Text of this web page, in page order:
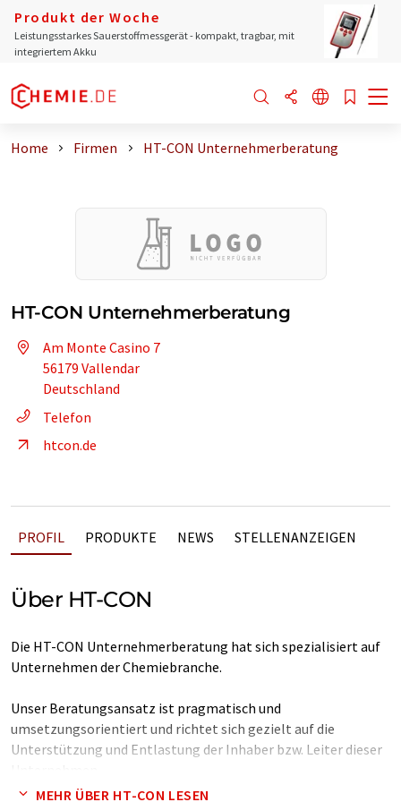
Produkt der Woche
Leistungsstarkes Sauerstoffmessgerät - kompakt, tragbar, mit
integriertem Akku
Home Firmen HT-CON Unternehmerberatung
HT-CON Unternehmerberatung
Am Monte Casino 7
56179 Vallendar
Deutschland
Telefon
htcon.de
PROFIL PRODUKTE NEWS STELLENANZEIGEN
Über HT-CON
Die HT-CON Unternehmerberatung hat sich spezialisiert auf
Unternehmen der Chemiebranche.
Unser Beratungsansatz ist pragmatisch und
umsetzungsorientiert und richtet sich gezielt auf die
Unterstützung und Entlastung der Inhaber bzw. Leiter dieser
MEHR ÜBER HT-CON LESEN